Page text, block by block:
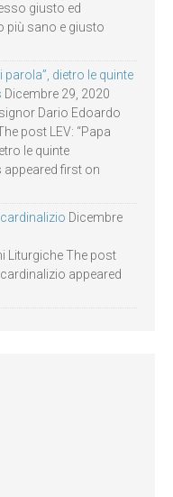
giusto ed
più sano e giusto
parola”, dietro le quinte
Dicembre 29, 2020
Dario Edoardo
post LEV: “Papa
le quinte
appeared first on
Dicembre
Liturgiche The post
appeared